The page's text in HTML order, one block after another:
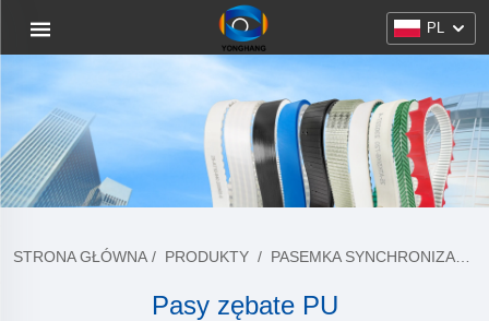
PL
STRONA GŁÓWNA / PRODUKTY / PASEMKA SYNCHRONIZACYJNE PU
Pasy zębate PU